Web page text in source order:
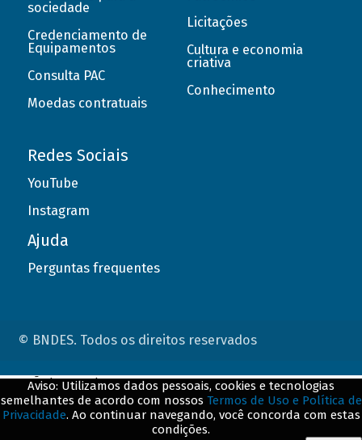
sociedade
Credenciamento de
Equipamentos
Consulta PAC
Moedas contratuais
Licitações
Cultura e economia
criativa
Conhecimento
Redes Sociais
YouTube
Instagram
Ajuda
Perguntas frequentes
© BNDES. Todos os direitos reservados
Aviso: Utilizamos dados pessoais, cookies e tecnologias
semelhantes de acordo com nossos Termos de Uso e Política de
Privacidade. Ao continuar navegando, você concorda com estas
condições.
ConteÃºdo complementar
${title}${badge}